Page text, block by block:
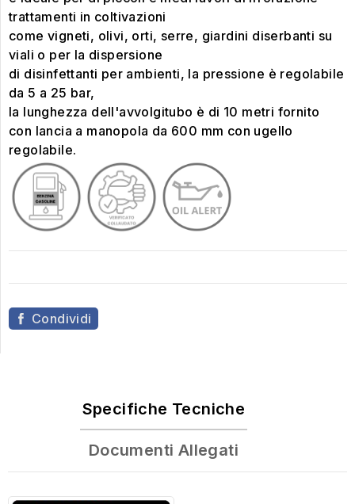
trattamenti in coltivazioni
come vigneti, olivi, orti, serre, giardini diserbanti su
viali o per la dispersione
di disinfettanti per ambienti, la pressione è regolabile
da 5 a 25 bar,
la lunghezza dell'avvolgitubo è di 10 metri fornito
con lancia a manopola da 600 mm con ugello
regolabile.
Condividi
Specifiche Tecniche
Documenti Allegati